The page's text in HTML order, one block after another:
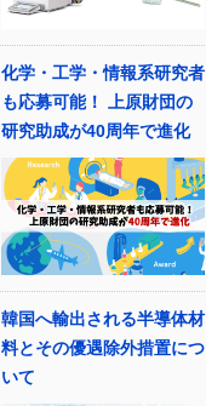
化学・工学・情報系研究者
も応募可能！ 上原財団の
研究助成が40周年で進化
韓国へ輸出される半導体材
料とその優遇除外措置につ
いて